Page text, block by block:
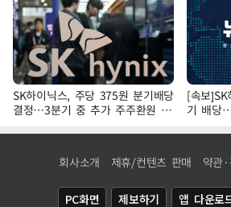
SK하이닉스, 주당 375원 분기배당
결정…3분기 중 추가 주주환원 발
표
[속보
기 배당
안 확정"
회사소개 제휴/컨텐츠 판매 약관
PC화면 제보하기 앱 다운로